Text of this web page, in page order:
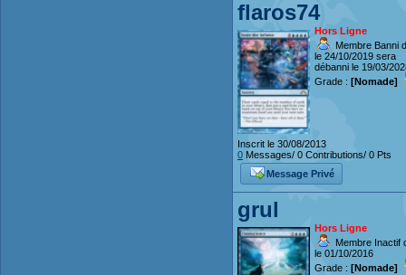
flaros74
Hors Ligne
Membre Banni
le 24/10/2019 sera
débanni le 19/03/
Grade : [Nomade]
Inscrit le 30/08/2013
0 Messages/ 0 Contributions/ 0 Pts
Message Privé
grul
Hors Ligne
Membre Inactif
le 01/10/2016
Grade : [Nomade]